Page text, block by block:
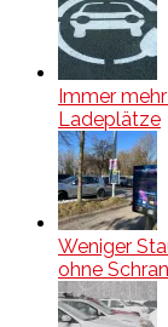
Immer
Ladeplätze
Weniger
ohne